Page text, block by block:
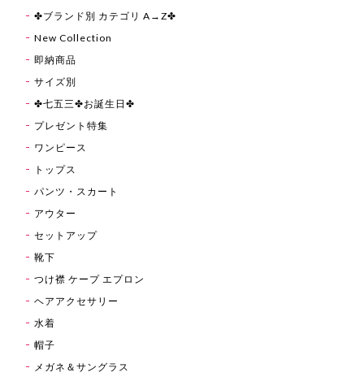
✤ブランド別 カテゴリ A→Z✤
New Collection
即納商品
サイズ別
✤七五三✤お誕生日✤
プレゼント特集
ワンピース
トップス
パンツ・スカート
アウター
セットアップ
靴下
つけ襟 ケープ エプロン
ヘアアクセサリー
水着
帽子
メガネ＆サングラス